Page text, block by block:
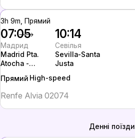
3h 9m, Прямий
07:05
Мадрид
Madrid Pta.
Atocha -
Grandes
10:14
Севілья
Sevilla-Santa
Justa
Прямий High-speed
Renfe Alvia 02074
Денні поїзди